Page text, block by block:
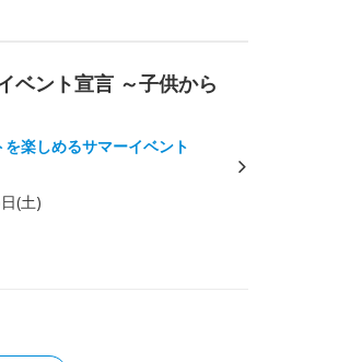
ベント宣言 ～子供から
楽しめるサマーイベント
(土)